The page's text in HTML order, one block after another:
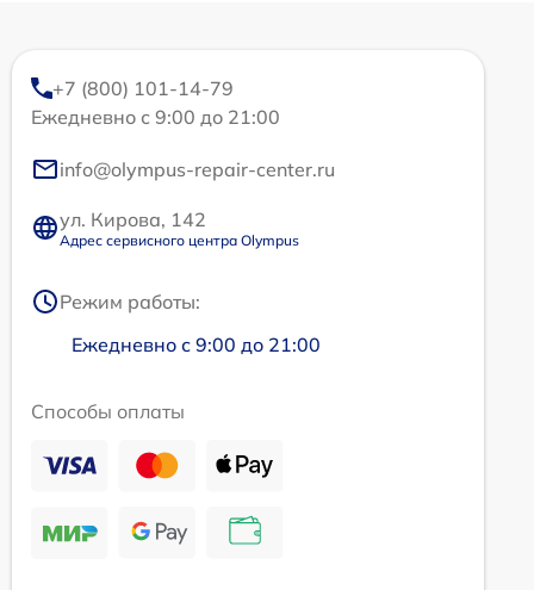
+7 (800) 101-14-79
Ежедневно с 9:00 до 21:00
info@olympus-repair-center.ru
ул. Кирова, 142
Адрес сервисного центра Olympus
Режим работы:
Ежедневно с 9:00 до 21:00
Способы оплаты